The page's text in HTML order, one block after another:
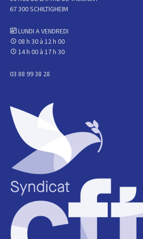
67 300 SCHILTIGHEIM
LUNDI A VENDREDI
08 h 30 à 12 h 00
14 h 00 à 17 h 30
03 88 99 38 28